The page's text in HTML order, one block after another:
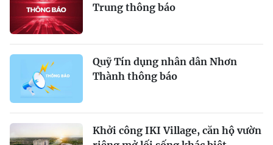
Trung thông báo
Quỹ Tín dụng nhân dân Nhơn
Thành thông báo
Khởi công IKI Village, căn hộ vườn